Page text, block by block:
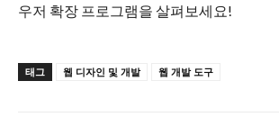
우저 확장 프로그램을 살펴보세요!
태그 웹 디자인 및 개발 웹 개발 도구